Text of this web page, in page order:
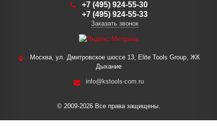
+7 (495) 924-55-30
+7 (495) 924-55-33
Заказать звонок
Москва, ул. Дмитровское шоссе 13, Elite Tools Group, ЖК
Дыхание
info@kstools-com.ru
© 2009-2026 Все права защищены.